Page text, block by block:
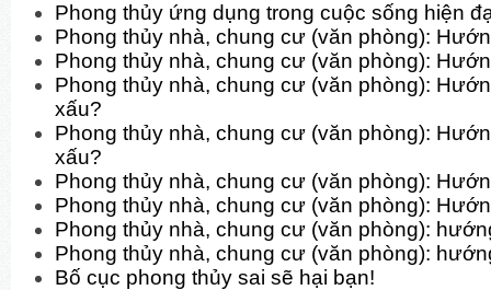
Phong thủy ứng dụng trong cuộc sống hiện
Phong thủy nhà, chung cư (văn phòng):
Phong thủy nhà, chung cư (văn phòng):
Phong thủy nhà, chung cư (văn phòng):
xấu?
Phong thủy nhà, chung cư (văn phòng):
xấu?
Phong thủy nhà, chung cư (văn phòng):
Phong thủy nhà, chung cư (văn phòng):
Phong thủy nhà, chung cư (văn phòng):
Phong thủy nhà, chung cư (văn phòng):
Bố cục phong thủy sai sẽ hại bạn!